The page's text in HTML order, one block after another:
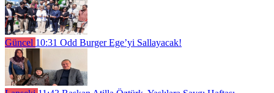
Güncel 10:31 Odd Burger Ege’yi Sallayacak!